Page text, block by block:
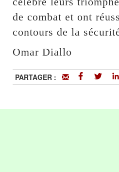
de combat et ont
contours de la
Omar Diallo
PARTAGER :